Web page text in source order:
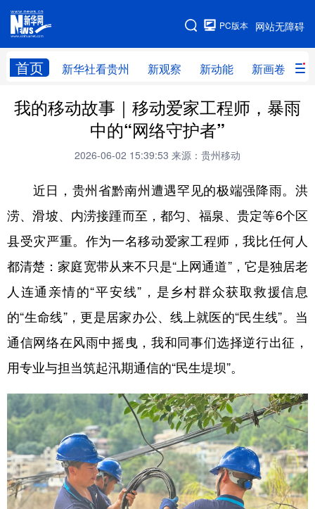
网站无障碍
PC版本
首页 新华社看贵州 新观察 新动能 新画卷
网站地图
新华社看贵州 新观察 新动能 新画卷
贵州领导 人事
直播
畅游贵州 数字贵州 律动贵州 健康贵州
光影贵州 部门之窗 县区直达 企业速递
六盘水 毕节 铜仁 黔东南
黔南 黔西南
地方频道
北京 天津 河北 山西
辽宁 吉林 上海 江苏
浙江 安徽 福建 江西
山东 河南 湖北 湖南
我的移动故事｜移动爱家工程师，暴雨
中的“网络守护者”
2026-06-02 15:39:53 来源：贵州移动
近日，贵州省黔南州遭遇罕见的极端强降雨。洪
涝、滑坡、内涝接踵而至，都匀、福泉、贵定等6个区
县受灾严重。作为一名移动爱家工程师，我比任何人
都清楚：家庭宽带从来不只是“上网通道”，它是独居老
人连通亲情的“平安线”，是乡村群众获取救援信息
的“生命线”，更是居家办公、线上就医的“民生线”。当
通信网络在风雨中摇曳，我和同事们选择逆行出征，
用专业与担当筑起汛期通信的“民生堤坝”。